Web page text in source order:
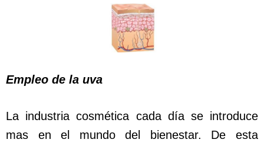
Empleo de la uva
La industria cosmética cada día se introduce
mas en el mundo del bienestar. De esta